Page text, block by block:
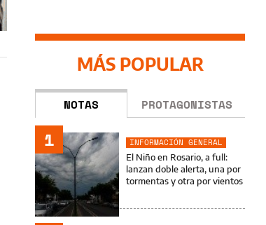
MÁS POPULAR
NOTAS PROTAGONISTAS
1
INFORMACIÓN GENERAL
El Niño en Rosario, a full:
lanzan doble alerta, una por
tormentas y otra por vientos